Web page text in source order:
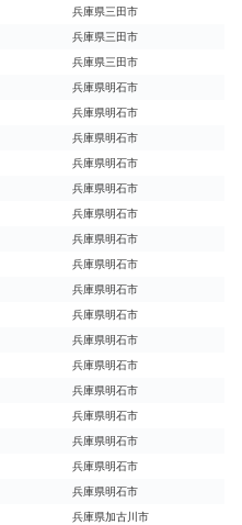
兵庫県三田市
兵庫県三田市
兵庫県三田市
兵庫県明石市
兵庫県明石市
兵庫県明石市
兵庫県明石市
兵庫県明石市
兵庫県明石市
兵庫県明石市
兵庫県明石市
兵庫県明石市
兵庫県明石市
兵庫県明石市
兵庫県明石市
兵庫県明石市
兵庫県明石市
兵庫県明石市
兵庫県明石市
兵庫県明石市
兵庫県加古川市